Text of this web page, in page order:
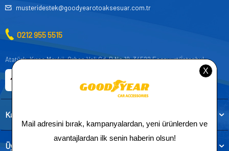
musteridestek@goodyearotoaksesuar.com.tr
0212 955 5515
Atatürk, Kıraç Mevkii, Orhan Veli Cd. D:No:19, 34522 Esenyurt/İstanbul
Kategoriler
Üye